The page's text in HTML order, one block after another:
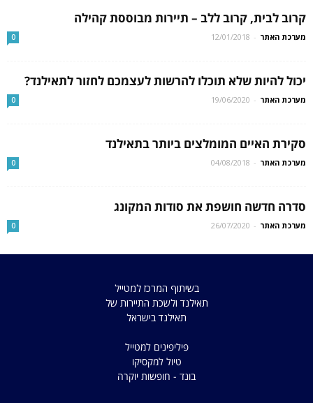
קרוב לבית, קרוב ללב – תיירות מבוססת קהילה
מערכת האתר -
12/01/2018
0
יכול להיות שלא תוכלו להרשות לעצמכם לחזור לתאילנד?
מערכת האתר -
19/06/2020
0
סקירת האיים המומלצים ביותר בתאילנד
מערכת האתר -
04/08/2018
0
סדרה חדשה חושפת את סודות המקונג
מערכת האתר -
26/07/2020
0
בשיתוף המרכז למטייל
תאילנד ולשכת התיירות של
תאילנד בישראל
פיליפינים למטייל
טיול למקסיקו
בונד - חופשות יוקרה